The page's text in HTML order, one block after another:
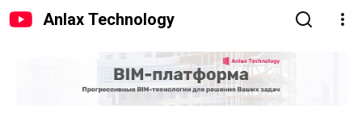
Anlax Technology